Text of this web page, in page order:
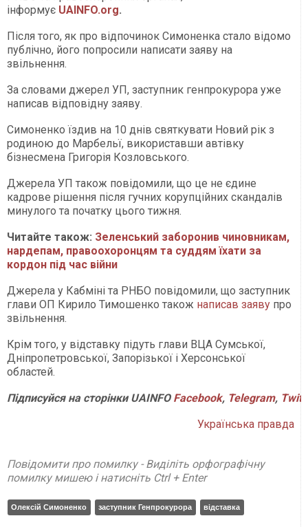
інформує UAINFO.org.
Після того, як про відпочинок Симоненка стало відомо
публічно, його попросили написати заяву на
звільнення.
За словами джерел УП, заступник генпрокурора уже
написав відповідну заяву.
Симоненко їздив на 10 днів святкувати Новий рік з
родиною до Марбельї, використавши автівку
бізнесмена Григорія Козловського.
Джерела УП також повідомили, що це не єдине
кадрове рішення після гучних корупційних скандалів
минулого та початку цього тижня.
Читайте також: Зеленський заборонив чиновникам,
нардепам, правоохоронцям та суддям їхати за
кордон під час війни
Джерела у Кабміні та РНБО повідомили, що заступник
глави ОП Кирило Тимошенко також написав заяву про
звільнення.
Крім того, у відставку підуть глави ВЦА Сумської,
Дніпропетровської, Запорізької і Херсонської
областей.
Підписуйся на сторінки UAINFO Facebook, Telegram,
Українська правда
Повідомити про помилку - Виділіть орфографічну
помилку мишею і натисніть Ctrl + Enter
Олексій Симоненко заступник Генпрокурора відставка